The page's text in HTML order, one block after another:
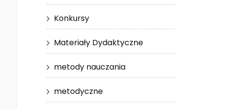
Konkursy
Materiały Dydaktyczne
metody nauczania
metodyczne